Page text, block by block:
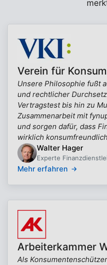
Verein für
Unsere Philosophie fußt
und rechtlicher
Vertragstest bis hin zu
Zusammenarbeit mit
und sorgen dafür, dass
wirklich
Walter Hager
Experte
Mehr erfahren
Arbeiterkammer
Als